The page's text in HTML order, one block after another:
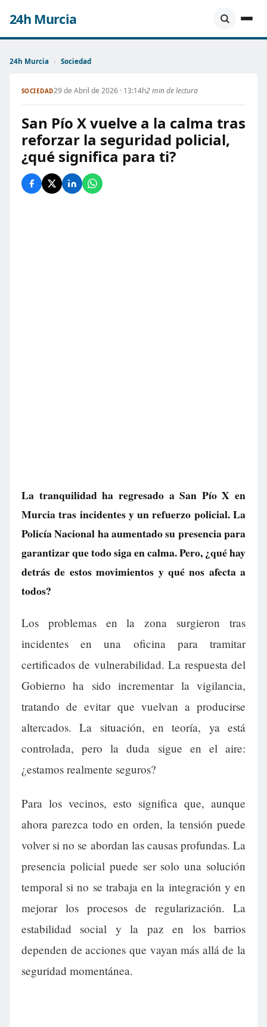
24h Murcia
24h Murcia › Sociedad
SOCIEDAD29 de Abril de 2026 · 13:14h2 min de lectura
San Pío X vuelve a la calma tras
reforzar la seguridad policial,
¿qué significa para ti?
La tranquilidad ha regresado a San Pío X en
Murcia tras incidentes y un refuerzo policial. La
Policía Nacional ha aumentado su presencia para
garantizar que todo siga en calma. Pero, ¿qué hay
detrás de estos movimientos y qué nos afecta a
todos?
Los problemas en la zona surgieron tras
incidentes en una oficina para tramitar
certificados de vulnerabilidad. La respuesta del
Gobierno ha sido incrementar la vigilancia,
tratando de evitar que vuelvan a producirse
altercados. La situación, en teoría, ya está
controlada, pero la duda sigue en el aire:
¿estamos realmente seguros?
Para los vecinos, esto significa que, aunque
ahora parezca todo en orden, la tensión puede
volver si no se abordan las causas profundas. La
presencia policial puede ser solo una solución
temporal si no se trabaja en la integración y en
mejorar los procesos de regularización. La
estabilidad social y la paz en los barrios
dependen de acciones que vayan más allá de la
seguridad momentánea.